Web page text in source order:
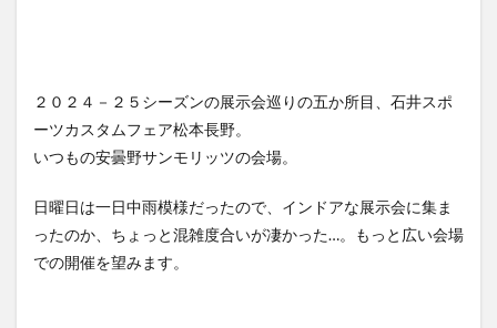
２０２４－２５シーズンの展示会巡りの五か所目、石井スポ
ーツカスタムフェア松本長野。
いつもの安曇野サンモリッツの会場。
日曜日は一日中雨模様だったので、インドアな展示会に集ま
ったのか、ちょっと混雑度合いが凄かった…。もっと広い会場
での開催を望みます。